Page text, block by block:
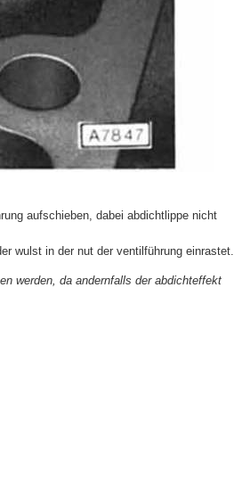
aufschieben, dabei abdichtlippe nicht
wulst in der nut der ventilführung einrastet.
werden, da andernfalls der abdichteffekt